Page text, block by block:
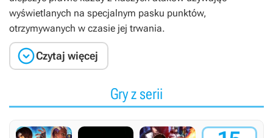
wyświetlanych na specjalnym pasku punktów,
otrzymywanych w czasie jej trwania.
Czytaj więcej
Gry z serii